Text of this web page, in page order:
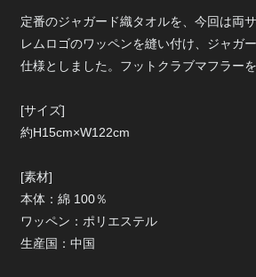
定番のジャガード織タオルを、今回は両
レムロゴのワッペンを縫い付け、ジャガ
仕様としました。フットクラブマフラーを
[サイズ]
約H15cm×W122cm
[素材]
本体：綿 100％
ワッペン：ポリエステル
生産国：中国